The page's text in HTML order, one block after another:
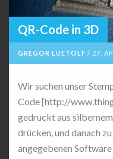
QR-Code in 3D
GREGOR LUETOLF / 27.
Wir suchen unser
Code [http://
gedruckt aus
drücken, und danach
angegebenen